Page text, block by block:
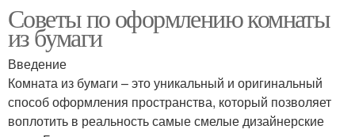
Советы по оформлению комнаты
из бумаги
Введение
Комната из бумаги – это уникальный и оригинальный
способ оформления пространства, который позволяет
воплотить в реальность самые смелые дизайнерские